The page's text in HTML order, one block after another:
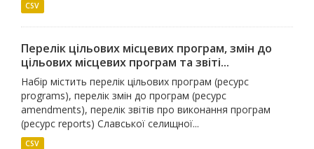
CSV
Перелік цільових місцевих програм, змін до
цільових місцевих програм та звіті...
Набір містить перелік цільових програм (ресурс
programs), перелік змін до програм (ресурс
amendments), перелік звітів про виконання програм
(ресурс reports) Славської селищної...
CSV